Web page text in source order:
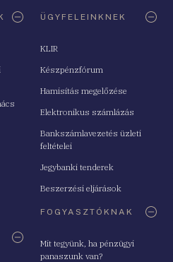
ÜGYFELEINKNEK
KLIR
Készpénzfórum
Hamisítás megelőzése
Elektronikus számlázás
Bankszámlavezetés üzleti
feltételei
Jegybanki tenderek
Beszerzési eljárások
FOGYASZTÓKNAK
Mit tegyünk, ha pénzügyi
panaszunk van?